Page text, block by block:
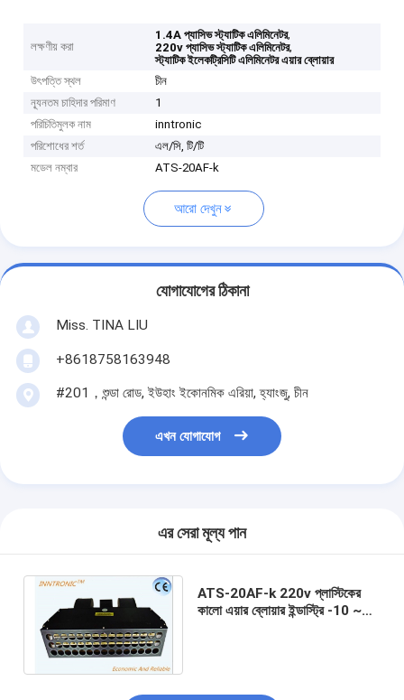
লক্ষণীয় করা
1.4A প্যাসিভ স্ট্যাটিক এলিমিনেটর,
220v প্যাসিভ স্ট্যাটিক এলিমিনেটর,
স্ট্যাটিক ইলেকট্রিসিটি এলিমিনেটর এয়ার ব্লোয়ার
উৎপত্তি স্থল
চীন
ন্যূনতম চাহিদার পরিমাণ
1
পরিচিতিমুলক নাম
inntronic
পরিশোধের শর্ত
এল/সি, টি/টি
মডেল নম্বার
ATS-20AF-k
আরো দেখুন
যোগাযোগের ঠিকানা
Miss. TINA LIU
+8618758163948
#201，শুন্ডা রোড, ইউহাং ইকোনমিক এরিয়া, হ্যাংজু, চীন
এখন যোগাযোগ
এর সেরা মূল্য পান
ATS-20AF-k 220v প্লাস্টিকের
কালো এয়ার ব্লোয়ার ইন্ডাস্ট্রি -10 ~